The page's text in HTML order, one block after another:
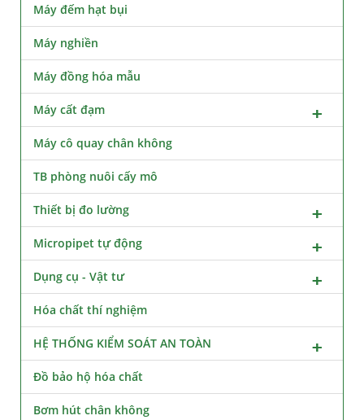
Máy đếm hạt bụi
Máy nghiền
Máy đồng hóa mẫu
Máy cất đạm
Máy cô quay chân không
TB phòng nuôi cấy mô
Thiết bị đo lường
Micropipet tự động
Dụng cụ - Vật tư
Hóa chất thí nghiệm
HỆ THỐNG KIỂM SOÁT AN TOÀN
Đồ bảo hộ hóa chất
Bơm hút chân không